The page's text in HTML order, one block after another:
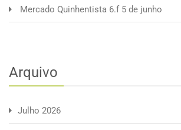
Mercado Quinhentista 6.f 5 de junho
Arquivo
Julho 2026